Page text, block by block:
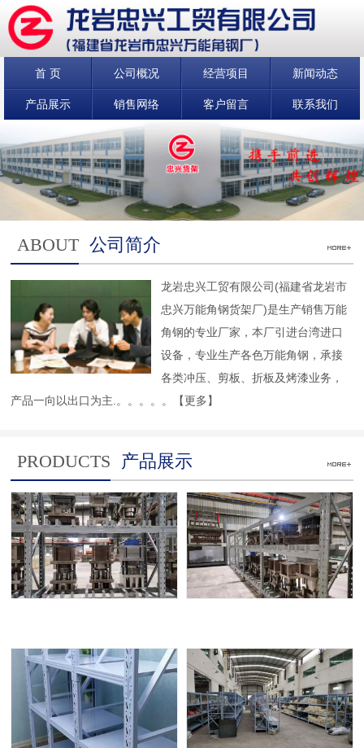
首 页 公司概况 经营项目 新闻动态
产品展示 销售网络 客户留言 联系我们
ABOUT 公司简介
龙岩忠兴工贸有限公司(福建省龙岩市
忠兴万能角钢货架厂)是生产销售万能
角钢的专业厂家，本厂引进台湾进口
设备，专业生产各色万能角钢，承接
各类冲压、剪板、折板及烤漆业务，
产品一向以出口为主.。。。。。
【更多】
PRODUCTS 产品展示